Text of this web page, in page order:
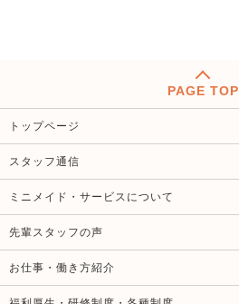
PAGE TOP
トップページ
スタッフ通信
ミニメイド・サービスについて
先輩スタッフの声
お仕事・働き方紹介